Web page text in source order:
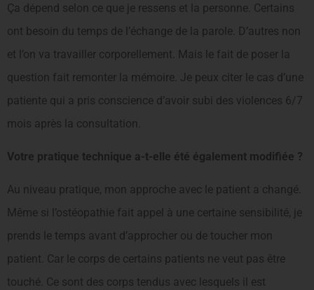
Ça dépend selon ce que je ressens et la personne. Certains
ont besoin du temps de l’échange de la parole. D’autres non
et l’on va travailler corporellement. Mais le fait de poser la
question fait remonter la mémoire. Je peux citer le cas d’une
patiente qui a pris conscience d’avoir subi des violences 6/7
mois après la consultation.
Votre pratique technique a-t-elle été également modifiée ?
Au niveau pratique, mon approche avec le patient a changé.
Même si l’ostéopathie fait appel à une certaine sensi­bilité, je
prends le temps avant d’approcher ou de toucher mon
patient. Car le corps de certains patients ne veut pas être
touché. Ce sont des corps tendus avec lesquels il est